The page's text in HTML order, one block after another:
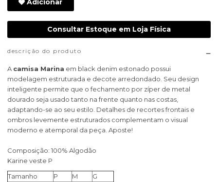
Adicionar
Consultar Estoque em Loja Física
descrição do produto
A camisa Marina em black denim estonado possui
modelagem estruturada e decote arredondado. Seu design
inteligente permite que o fechamento por zíper de metal
dourado seja usado tanto na frente quanto nas costas,
adaptando-se ao seu estilo. Detalhes de recortes frontais e
ombros levemente estruturados complementam o visual
moderno e atemporal da peça. Aposte!
Composição: 100% Algodão
Karine veste P
Tamanho
P M
G